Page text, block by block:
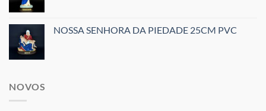
NOSSA SENHORA DA PIEDADE 25CM PVC
NOVOS